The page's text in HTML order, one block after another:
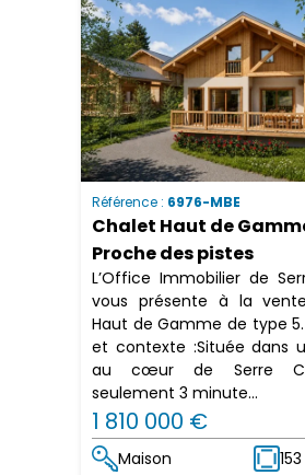
Référence : 6976-MBE
Chalet Haut de
Proche des pistes
L’Office Immobilier de
vous présente à la
Haut de Gamme de type
et contexte :Située dans
au cœur de Serre
seulement 3 minute...
1 810 000 €
Maison